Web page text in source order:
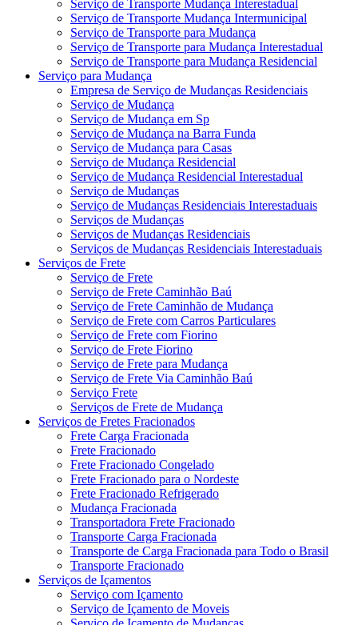
Serviço de Transporte Mudança Interestadual
Serviço de Transporte Mudança Intermunicipal
Serviço de Transporte para Mudança
Serviço de Transporte para Mudança Interestadual
Serviço de Transporte para Mudança Residencial
Serviço para Mudança
Empresa de Serviço de Mudanças Residenciais
Serviço de Mudança
Serviço de Mudança em Sp
Serviço de Mudança na Barra Funda
Serviço de Mudança para Casas
Serviço de Mudança Residencial
Serviço de Mudança Residencial Interestadual
Serviço de Mudanças
Serviço de Mudanças Residenciais Interestaduais
Serviços de Mudanças
Serviços de Mudanças Residenciais
Serviços de Mudanças Residenciais Interestaduais
Serviços de Frete
Serviço de Frete
Serviço de Frete Caminhão Baú
Serviço de Frete Caminhão de Mudança
Serviço de Frete com Carros Particulares
Serviço de Frete com Fiorino
Serviço de Frete Fiorino
Serviço de Frete para Mudança
Serviço de Frete Via Caminhão Baú
Serviço Frete
Serviços de Frete de Mudança
Serviços de Fretes Fracionados
Frete Carga Fracionada
Frete Fracionado
Frete Fracionado Congelado
Frete Fracionado para o Nordeste
Frete Fracionado Refrigerado
Mudança Fracionada
Transportadora Frete Fracionado
Transporte Carga Fracionada
Transporte de Carga Fracionada para Todo o Brasil
Transporte Fracionado
Serviços de Içamentos
Serviço com Içamento
Serviço de Içamento de Moveis